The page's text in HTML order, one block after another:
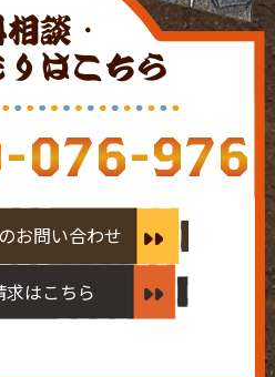
談・
はこちら
076-976
お問い合わせ
求はこちら